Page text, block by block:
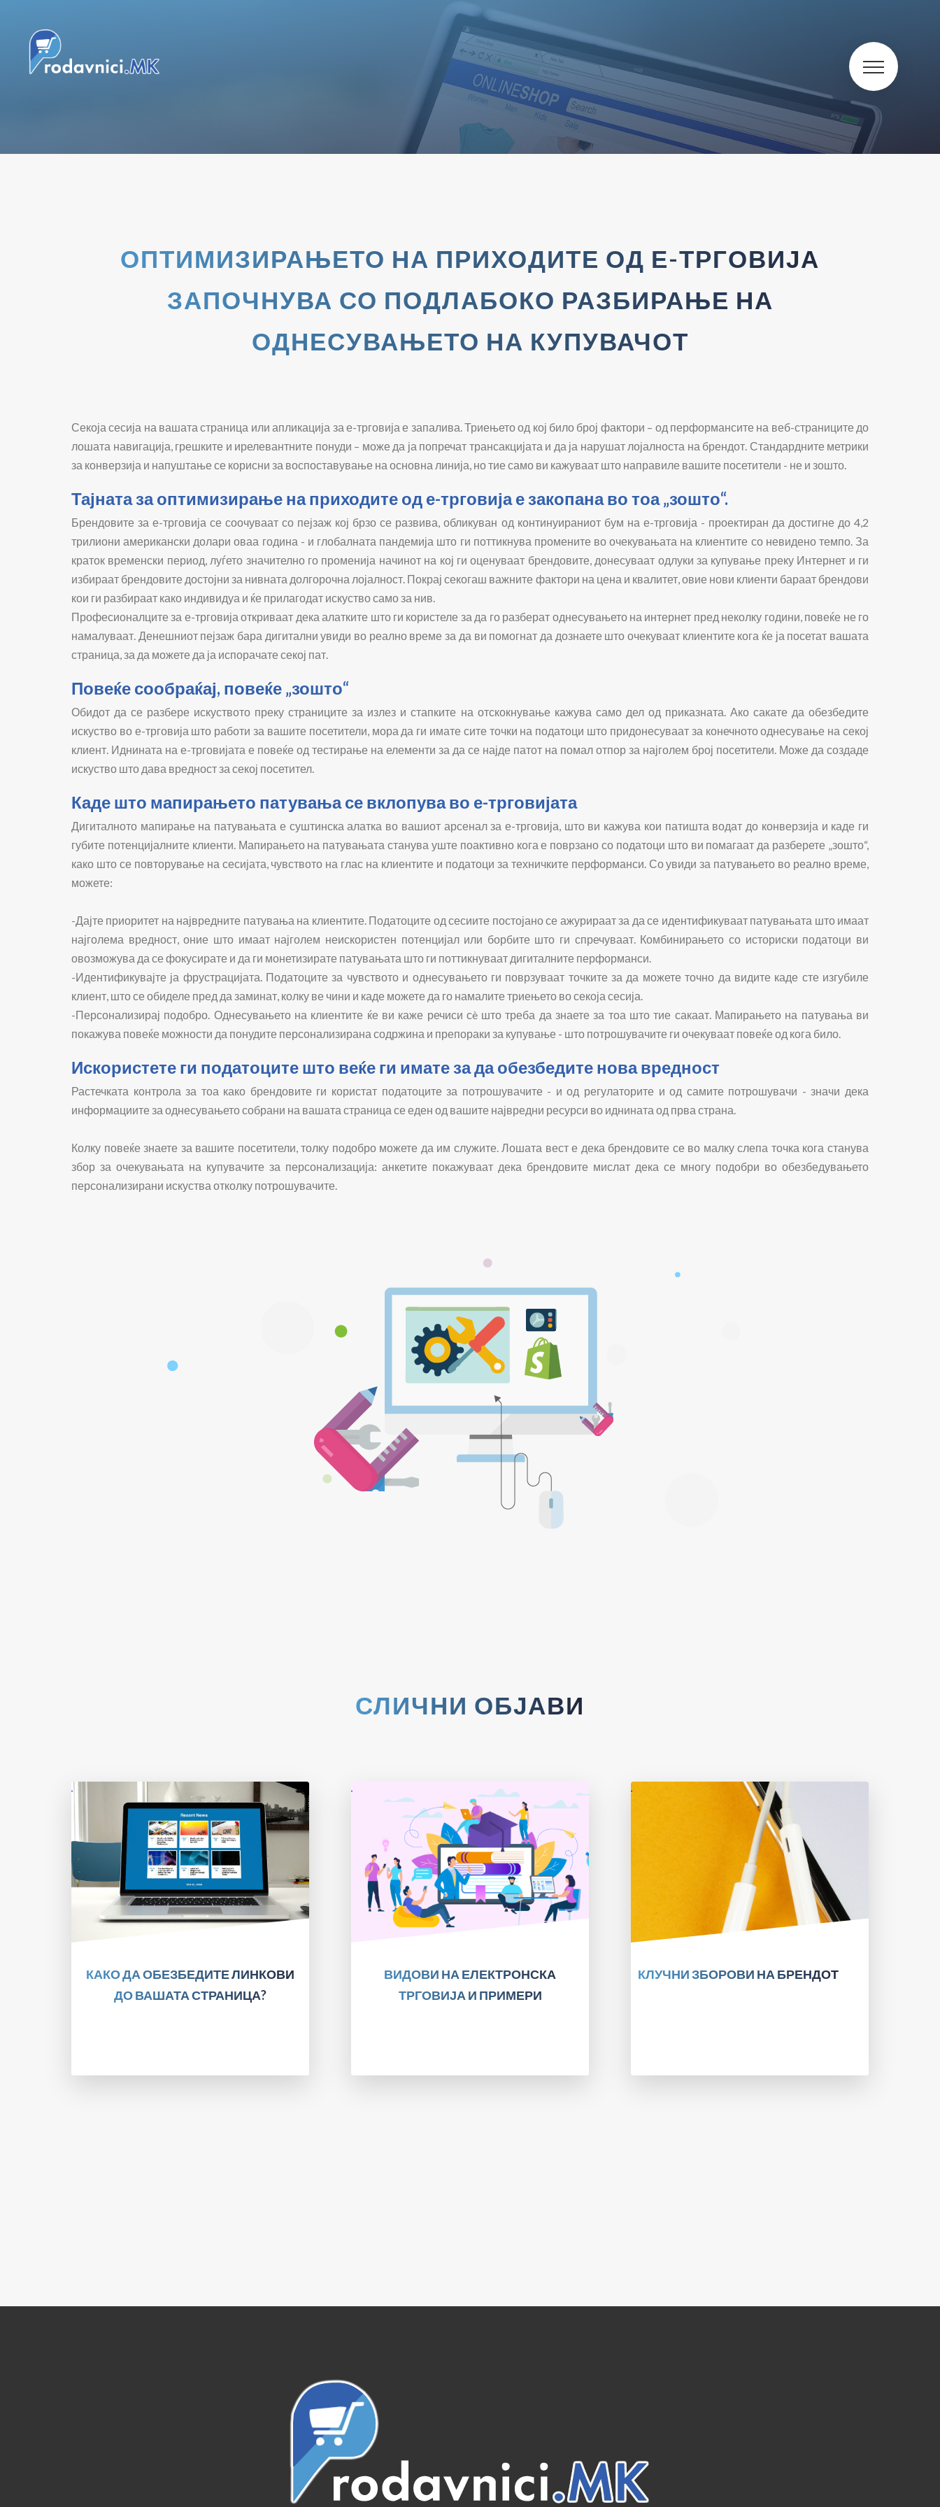
ОПТИМИЗИРАЊЕТО НА ПРИХОДИТЕ ОД Е-ТРГОВИЈА
ЗАПОЧНУВА СО ПОДЛАБОКО РАЗБИРАЊЕ НА
ОДНЕСУВАЊЕТО НА КУПУВАЧОТ
Секоја сесија на вашата страница или апликација за е-трговија е запалива. Триењето од кој било број фактори – од перформансите на веб-страниците до
лошата навигација, грешките и ирелевантните понуди – може да ја попречат трансакцијата и да ја нарушат лојалноста на брендот. Стандардните метрики
за конверзија и напуштање се корисни за воспоставување на основна линија, но тие само ви кажуваат што направиле вашите посетители - не и зошто.
Тајната за оптимизирање на приходите од е-трговија е закопана во тоа „зошто“.
Брендовите за е-трговија се соочуваат со пејзаж кој брзо се развива, обликуван од континуираниот бум на е-трговија - проектиран да достигне до 4,2
трилиони американски долари оваа година - и глобалната пандемија што ги поттикнува промените во очекувањата на клиентите со невидено темпо. За
краток временски период, луѓето значително го променија начинот на кој ги оценуваат брендовите, донесуваат одлуки за купување преку Интернет и ги
избираат брендовите достојни за нивната долгорочна лојалност. Покрај секогаш важните фактори на цена и квалитет, овие нови клиенти бараат брендови
кои ги разбираат како индивидуа и ќе прилагодат искуство само за нив.
Професионалците за е-трговија откриваат дека алатките што ги користеле за да го разберат однесувањето на интернет пред неколку години, повеќе не го
намалуваат. Денешниот пејзаж бара дигитални увиди во реално време за да ви помогнат да дознаете што очекуваат клиентите кога ќе ја посетат вашата
страница, за да можете да ја испорачате секој пат.
Повеќе сообраќај, повеќе „зошто“
Обидот да се разбере искуството преку страниците за излез и стапките на отскокнување кажува само дел од приказната. Ако сакате да обезбедите
искуство во е-трговија што работи за вашите посетители, мора да ги имате сите точки на податоци што придонесуваат за конечното однесување на секој
клиент. Иднината на е-трговијата е повеќе од тестирање на елементи за да се најде патот на помал отпор за најголем број посетители. Може да создаде
искуство што дава вредност за секој посетител.
Каде што мапирањето патувања се вклопува во е-трговијата
Дигиталното мапирање на патувањата е суштинска алатка во вашиот арсенал за е-трговија, што ви кажува кои патишта водат до конверзија и каде ги
губите потенцијалните клиенти. Мапирањето на патувањата станува уште поактивно кога е поврзано со податоци што ви помагаат да разберете „зошто“,
како што се повторување на сесијата, чувството на глас на клиентите и податоци за техничките перформанси. Со увиди за патувањето во реално време,
можете:
-Дајте приоритет на највредните патувања на клиентите. Податоците од сесиите постојано се ажурираат за да се идентификуваат патувањата што имаат
најголема вредност, оние што имаат најголем неискористен потенцијал или борбите што ги спречуваат. Комбинирањето со историски податоци ви
овозможува да се фокусирате и да ги монетизирате патувањата што ги поттикнуваат дигиталните перформанси.
-Идентификувајте ја фрустрацијата. Податоците за чувството и однесувањето ги поврзуваат точките за да можете точно да видите каде сте изгубиле
клиент, што се обиделе пред да заминат, колку ве чини и каде можете да го намалите триењето во секоја сесија.
-Персонализирај подобро. Однесувањето на клиентите ќе ви каже речиси сè што треба да знаете за тоа што тие сакаат. Мапирањето на патувања ви
покажува повеќе можности да понудите персонализирана содржина и препораки за купување - што потрошувачите ги очекуваат повеќе од кога било.
Искористете ги податоците што веќе ги имате за да обезбедите нова вредност
Растечката контрола за тоа како брендовите ги користат податоците за потрошувачите - и од регулаторите и од самите потрошувачи - значи дека
информациите за однесувањето собрани на вашата страница се еден од вашите највредни ресурси во иднината од прва страна.
Колку повеќе знаете за вашите посетители, толку подобро можете да им служите. Лошата вест е дека брендовите се во малку слепа точка кога станува
збор за очекувањата на купувачите за персонализација: анкетите покажуваат дека брендовите мислат дека се многу подобри во обезбедувањето
персонализирани искуства отколку потрошувачите.
СЛИЧНИ ОБЈАВИ
КАКО ДА ОБЕЗБЕДИТЕ ЛИНКОВИ
ДО ВАШАТА СТРАНИЦА?
ВИДОВИ НА ЕЛЕКТРОНСКА
ТРГОВИЈА И ПРИМЕРИ
КЛУЧНИ ЗБОРОВИ НА БРЕНДОТ
ПРОЧИТАЈТЕ!